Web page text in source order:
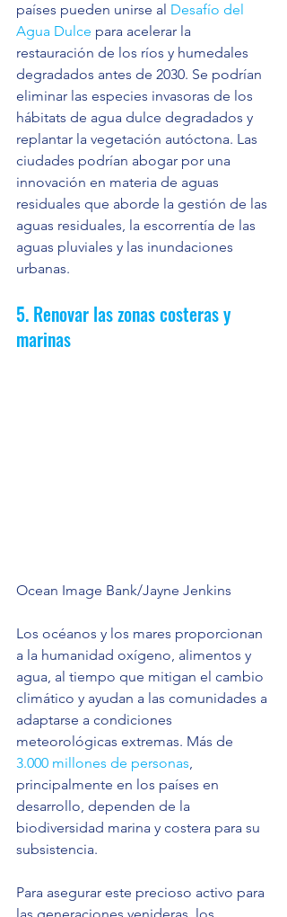
países pueden unirse al Desafío del
Agua Dulce para acelerar la
restauración de los ríos y humedales
degradados antes de 2030. Se podrían
eliminar las especies invasoras de los
hábitats de agua dulce degradados y
replantar la vegetación autóctona. Las
ciudades podrían abogar por una
innovación en materia de aguas
residuales que aborde la gestión de las
aguas residuales, la escorrentía de las
aguas pluviales y las inundaciones
urbanas.
5. Renovar las zonas costeras y
marinas
Ocean Image Bank/Jayne Jenkins
Los océanos y los mares proporcionan
a la humanidad oxígeno, alimentos y
agua, al tiempo que mitigan el cambio
climático y ayudan a las comunidades a
adaptarse a condiciones
meteorológicas extremas. Más de
3.000 millones de personas,
principalmente en los países en
desarrollo, dependen de la
biodiversidad marina y costera para su
subsistencia.
Para asegurar este precioso activo para